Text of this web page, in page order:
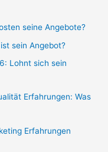
seine Angebote?
sein Angebot?
Lohnt sich sein
Erfahrungen: Was
Erfahrungen